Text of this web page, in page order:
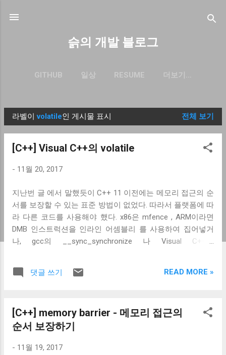
슭의 개발 블로그
GITHUB 일상 RESUME 더보기…
글
라벨이volatile인 게시물 표시 전체 보기
[C++] Visual C++의 volatile
- 11월 20, 2017
지난번 글 에서 말했듯이 C++ 11 이전에는 메모리 접근의 순
서를 보장할 수 있는 표준 방법이 없었다. 따라서 플랫폼에 따
라 다른 코드를 사용해야 했다. x86은 mfence , ARM이라면
DMB 인스트럭션을 인라인 어셈블리 를 사용하여 집어넣거
나, gcc의 __sync_synchronize 나 Visual C++의
메모리 접근 순서를 보장하는 방법을 마련하였다. Visual
모리 접근 순서와 상관없이 as-if rule 에 의해 코드가 최적화
되어 사라지는 것만을 방지한다. 하지만 /volatile:ms 로 컴파
object에 접근하는 것이 load-acquire, store-release
댓글 쓰기 READ MORE »
[C++] memory barrier - 메모리 접근의
순서 보장하기
- 11월 19, 2017